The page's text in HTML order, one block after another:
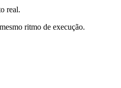
real.
ritmo de execução.